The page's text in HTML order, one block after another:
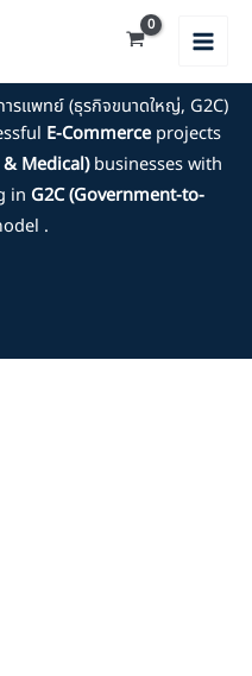
แพทย์ (ธุรกิจขนาดใหญ่, G2C)
E-Commerce projects
Medical)businesses with
in G2C (Government-to-
.